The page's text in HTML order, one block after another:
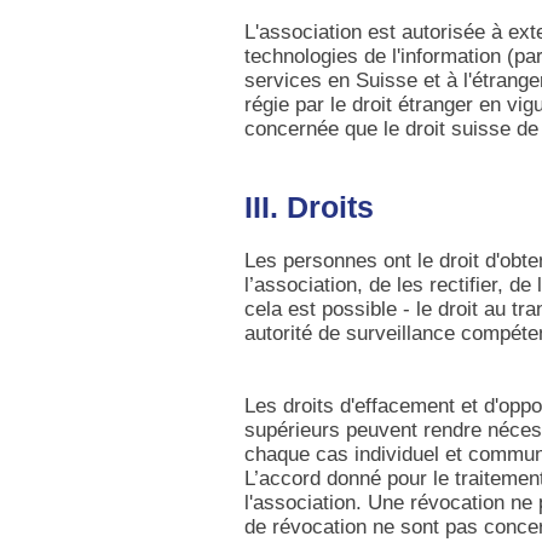
L'association est autorisée à
technologies de l'information
services en Suisse et à
régie par le droit étranger en
concernée que le droit suisse
III. Droits
Les personnes ont le droit
l’association, de les rectifier,
cela est possible - le droit au
autorité de surveillance
Les droits d'effacement et
supérieurs peuvent rendre
chaque cas individuel et
L’accord donné pour le
l'association. Une révocation
de révocation ne sont pas